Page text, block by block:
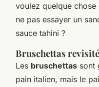
voulez quelque
ne pas essayer un
sauce tahini ?
Bruschettas
Les bruschettas sont
pain italien, mais le